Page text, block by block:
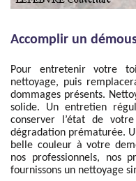
Accomplir un
Pour entretenir votre
nettoyage, puis
dommages présents.
solide. Un entretien
conserver l’état de
dégradation prématurée.
belle couleur à votre
nos professionnels, nos
fournissons un nettoyage